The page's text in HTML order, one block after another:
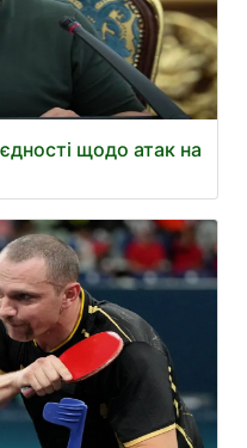
щодо атак на